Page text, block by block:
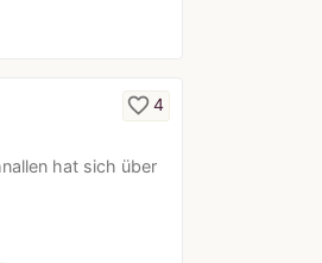
hat sich über
favorite_border4